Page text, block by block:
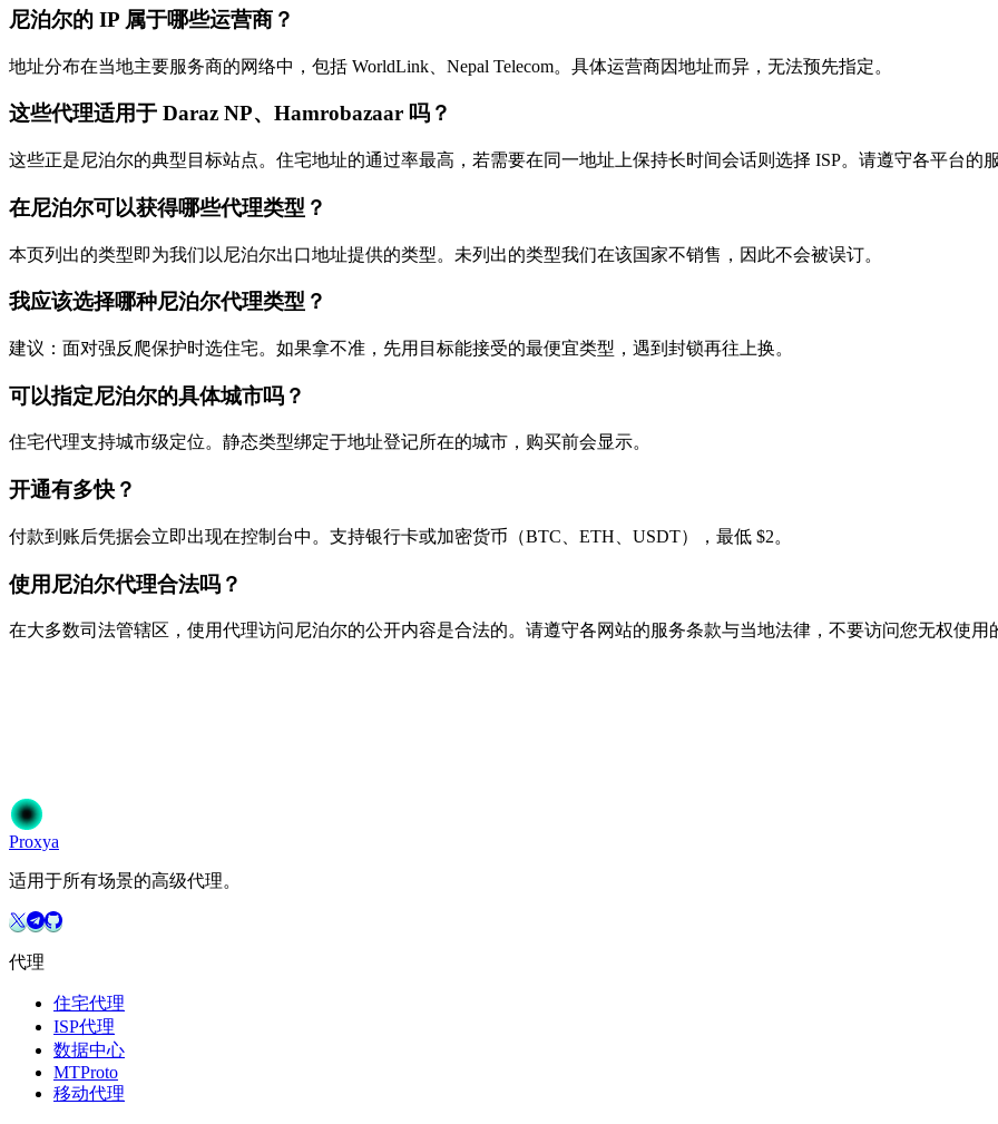
尼泊尔的 IP 属于哪些运营商？
地址分布在当地主要服务商的网络中，包括 WorldLink、Nepal Telecom。具体运营商因地址而异，无法预先指定。
这些代理适用于 Daraz NP、Hamrobazaar 吗？
这些正是尼泊尔的典型目标站点。住宅地址的通过率最高，若需要在同一地址上保持长时间会话则选择 ISP。请遵守各平台的服
在尼泊尔可以获得哪些代理类型？
本页列出的类型即为我们以尼泊尔出口地址提供的类型。未列出的类型我们在该国家不销售，因此不会被误订。
我应该选择哪种尼泊尔代理类型？
建议：面对强反爬保护时选住宅。如果拿不准，先用目标能接受的最便宜类型，遇到封锁再往上换。
可以指定尼泊尔的具体城市吗？
住宅代理支持城市级定位。静态类型绑定于地址登记所在的城市，购买前会显示。
开通有多快？
付款到账后凭据会立即出现在控制台中。支持银行卡或加密货币（BTC、ETH、USDT），最低 $2。
使用尼泊尔代理合法吗？
在大多数司法管辖区，使用代理访问尼泊尔的公开内容是合法的。请遵守各网站的服务条款与当地法律，不要访问您无权使用
开始使用
Proxya
适用于所有场景的高级代理。
代理
住宅代理
ISP代理
数据中心
MTProto
移动代理